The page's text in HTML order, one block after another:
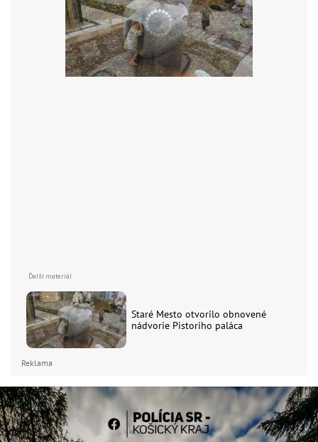
Staré Mesto otvorilo obnovené
nádvorie Pistoriho paláca
Reklama